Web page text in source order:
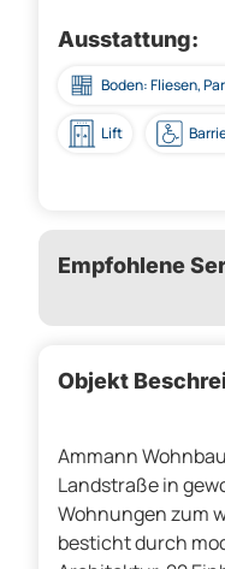
Ausstattung:
Boden: Fliesen,
Lift
Empfohlene
Objekt
Ammann
Landstraße in
Wohnungen zum
besticht durch